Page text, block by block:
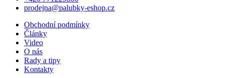
prodejna@palubky-eshop.cz
Obchodní podmínky
Články
Video
O nás
Rady a tipy
Kontakty